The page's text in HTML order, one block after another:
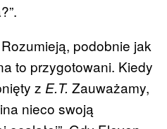
podobnie jak
to przygotowani. Kiedy
z E.T. Zauważamy,
nieco swoją